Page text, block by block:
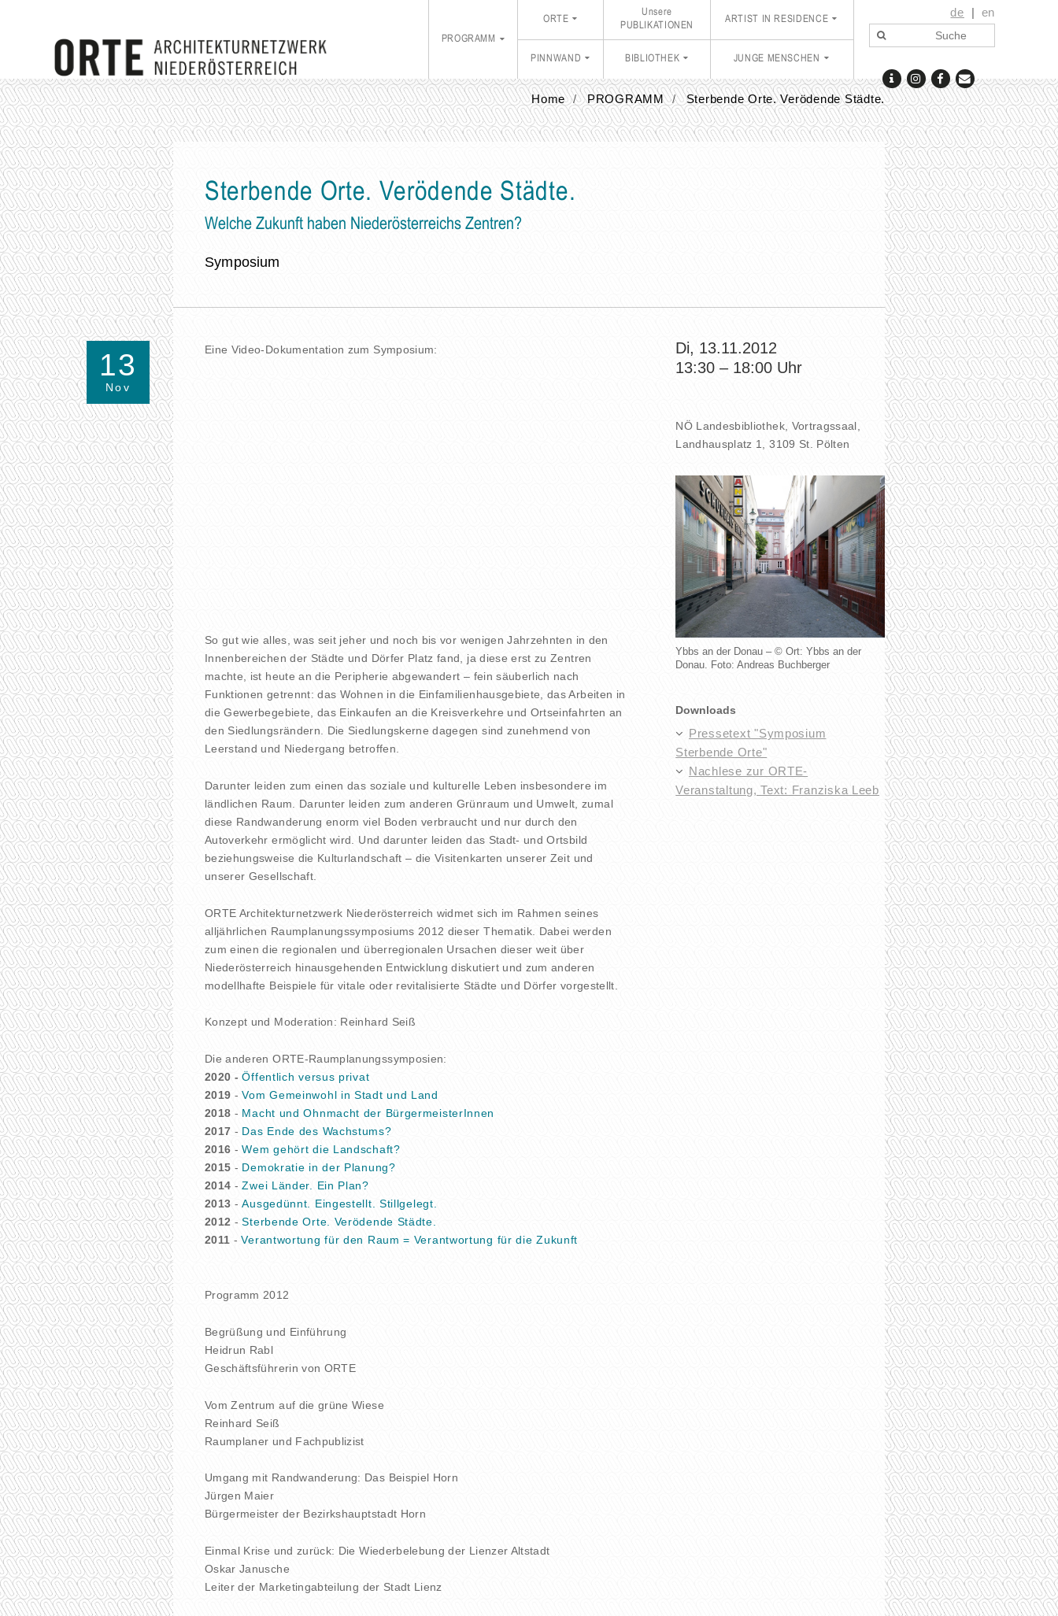
de en
PROGRAMM
ORTE
Unsere
PUBLIKATIONEN
ARTIST IN RESIDENCE
PINNWAND BIBLIOTHEK JUNGE MENSCHEN
Home PROGRAMM Sterbende Orte. Verödende Städte.
Sterbende Orte. Verödende Städte.
Welche Zukunft haben Niederösterreichs Zentren?
Symposium
13
Nov
Di, 13.11.2012
13:30 – 18:00 Uhr
NÖ Landesbibliothek, Vortragssaal,
Landhausplatz 1, 3109 St. Pölten
Ybbs an der Donau – © Ort: Ybbs an der
Donau. Foto: Andreas Buchberger
Eine Video-Dokumentation zum Symposium:
So gut wie alles, was seit jeher und noch bis vor wenigen Jahrzehnten in den
Innenbereichen der Städte und Dörfer Platz fand, ja diese erst zu Zentren
machte, ist heute an die Peripherie abgewandert – fein säuberlich nach
Funktionen getrennt: das Wohnen in die Einfamilienhausgebiete, das Arbeiten in
die Gewerbegebiete, das Einkaufen an die Kreisverkehre und Ortseinfahrten an
den Siedlungsrändern. Die Siedlungskerne dagegen sind zunehmend von
Leerstand und Niedergang betroffen.
Darunter leiden zum einen das soziale und kulturelle Leben insbesondere im
ländlichen Raum. Darunter leiden zum anderen Grünraum und Umwelt, zumal
diese Randwanderung enorm viel Boden verbraucht und nur durch den
Autoverkehr ermöglicht wird. Und darunter leiden das Stadt- und Ortsbild
beziehungsweise die Kulturlandschaft – die Visitenkarten unserer Zeit und
unserer Gesellschaft.
ORTE Architekturnetzwerk Niederösterreich widmet sich im Rahmen seines
alljährlichen Raumplanungssymposiums 2012 dieser Thematik. Dabei werden
zum einen die regionalen und überregionalen Ursachen dieser weit über
Niederösterreich hinausgehenden Entwicklung diskutiert und zum anderen
modellhafte Beispiele für vitale oder revitalisierte Städte und Dörfer vorgestellt.
Konzept und Moderation: Reinhard Seiß
Die anderen ORTE-Raumplanungssymposien:
2020 -Öffentlich versus privat
2019 -Vom Gemeinwohl in Stadt und Land
2018 - Macht und Ohnmacht der BürgermeisterInnen
2017 - Das Ende des Wachstums?
2016 -Wem gehört die Landschaft?
2015 - Demokratie in der Planung?
2014 -Zwei Länder. Ein Plan?
2013 -Ausgedünnt. Eingestellt. Stillgelegt.
2012 -Sterbende Orte. Verödende Städte.
2011 -Verantwortung für den Raum = Verantwortung für die Zukunft
Programm 2012
Begrüßung und Einführung
Heidrun Rabl
Geschäftsführerin von ORTE
Vom Zentrum auf die grüne Wiese
Reinhard Seiß
Raumplaner und Fachpublizist
Umgang mit Randwanderung: Das Beispiel Horn
Jürgen Maier
Bürgermeister der Bezirkshauptstadt Horn
Einmal Krise und zurück: Die Wiederbelebung der Lienzer Altstadt
Oskar Janusche
Leiter der Marketingabteilung der Stadt Lienz
Downloads
Pressetext "Symposium
Sterbende Orte"
Nachlese zur ORTE-
Veranstaltung, Text: Franziska Leeb